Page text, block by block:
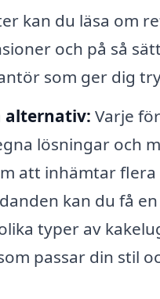
kan du läsa om
och på så
som ger dig
alternativ: Varje
lösningar och
att inhämtar flera
kan du få
typer av
passar din stil